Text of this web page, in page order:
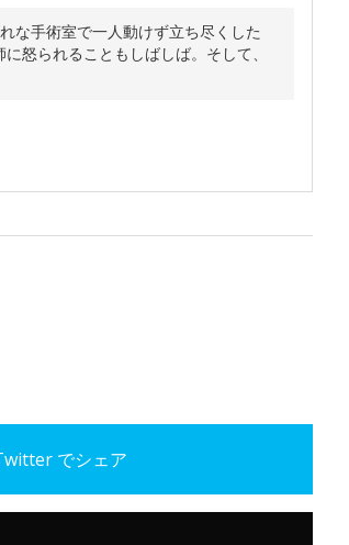
な手術室で一人動けず立ち尽くした
怒られることもしばしば。そして、
でシェア